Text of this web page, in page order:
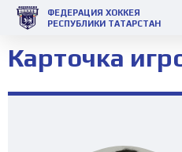
ФЕДЕРАЦИЯ ХОККЕЯ
РЕСПУБЛИКИ ТАТАРСТАН
Карточка